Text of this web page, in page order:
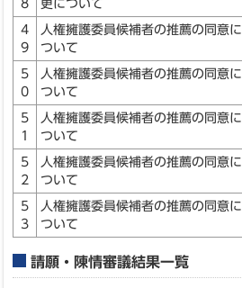
8
更について
4
9
人権擁護委員候補者の推薦の同意に
ついて
5
0
人権擁護委員候補者の推薦の同意に
ついて
5
1
人権擁護委員候補者の推薦の同意に
ついて
5
2
人権擁護委員候補者の推薦の同意に
ついて
5
3
人権擁護委員候補者の推薦の同意に
ついて
請願・陳情審議結果一覧